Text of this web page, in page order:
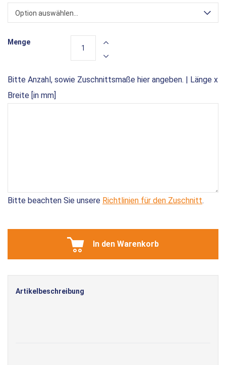
Option auswählen...
Bitte Anzahl, sowie Zuschnittsmaße hier angeben. | Länge x
Breite [in mm]
Bitte beachten Sie unsere Richtlinien für den Zuschnitt.
Menge
In den Warenkorb
Artikelbeschreibung